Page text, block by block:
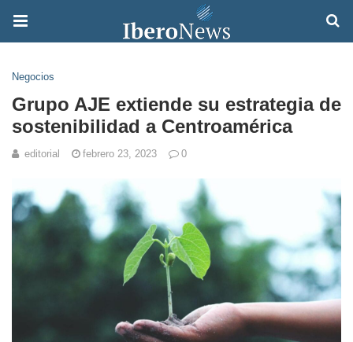
Negocios
Grupo AJE extiende su estrategia de
sostenibilidad a Centroamérica
editorial febrero 23, 2023 0